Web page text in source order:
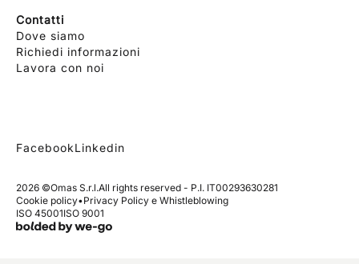
Contatti
Dove siamo
Richiedi informazioni
Lavora con noi
FacebookLinkedin
2026 ©Omas S.r.l.All rights reserved - P.I. IT00293630281
Cookie policy•Privacy Policy e Whistleblowing
ISO 45001ISO 9001